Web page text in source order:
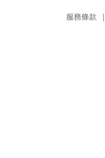
服務條款 |